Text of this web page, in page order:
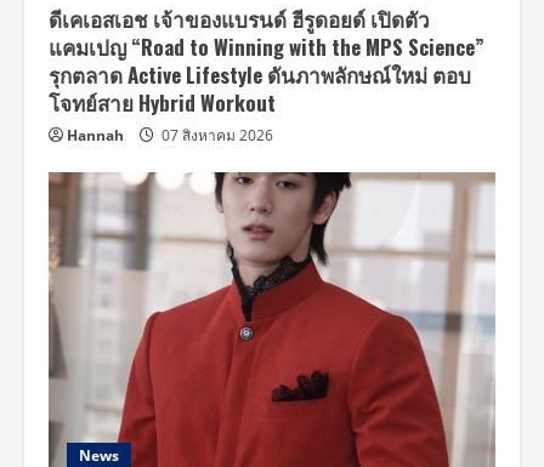
ดีเคเอสเอช เจ้าของแบรนด์ ฮีรูดอยด์ เปิดตัว
แคมเปญ “Road to Winning with the MPS Science”
รุกตลาด Active Lifestyle ดันภาพลักษณ์ใหม่ ตอบ
โจทย์สาย Hybrid Workout
Hannah 07 สิงหาคม 2026
News